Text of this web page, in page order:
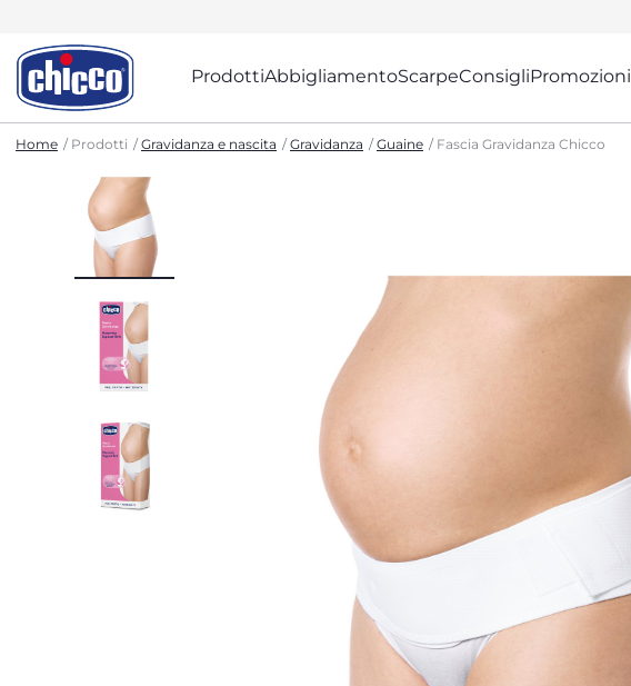
ProdottiAbbigliamentoScarpeConsigliPromozioni
Home Prodotti Gravidanza e nascita Gravidanza Guaine Fascia Gravidanza Chicco